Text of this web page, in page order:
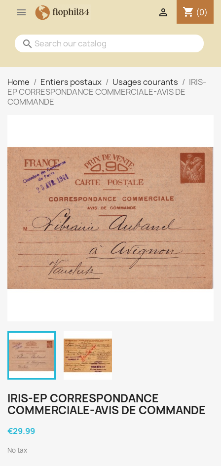
 shopping_cart (0)

search
Home Entiers postaux Usages courants
IRIS-
EP CORRESPONDANCE COMMERCIALE-AVIS DE
COMMANDE
IRIS-EP CORRESPONDANCE
COMMERCIALE-AVIS DE COMMANDE
€29.99
No tax